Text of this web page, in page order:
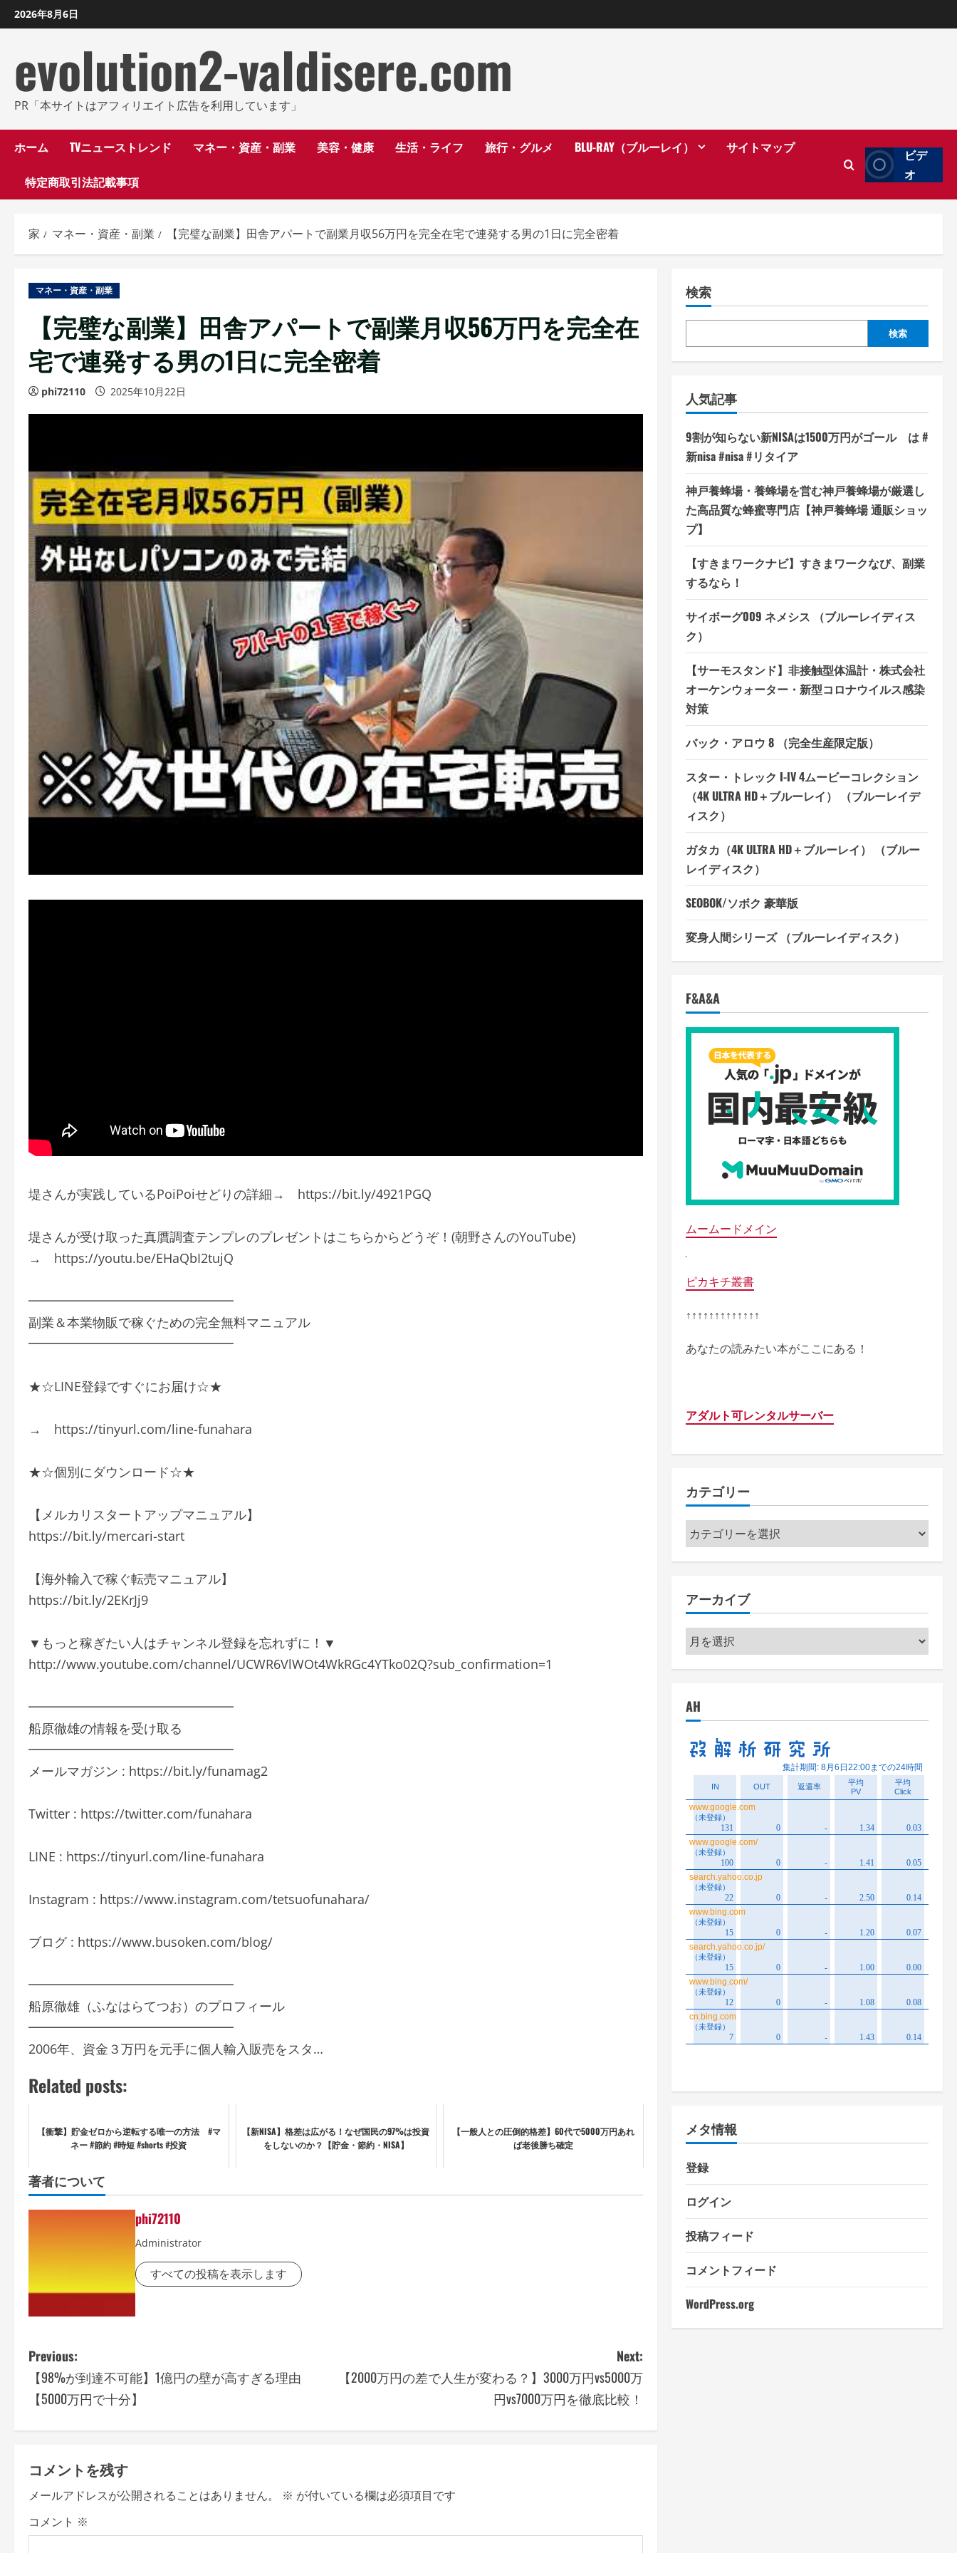
ン
し
2026年8月6日
evolution2-valdisere.com
PR「本サイトはアフィリエイト広告を利用しています」
ホーム TVニューストレンド マネー・資産・副業 美容・健康 生活・ライフ 旅行・グルメ BLU-RAY（ブルーレイ） サイトマップ
特定商取引法記載事項
ビデ
オ
家 マネー・資産・副業 【完璧な副業】田舎アパートで副業月収56万円を完全在宅で連発する男の1日に完全密着
マネー・資産・副業
【完璧な副業】田舎アパートで副業月収56万円を完全在
宅で連発する男の1日に完全密着
phi72110 2025年10月22日
堤さんが実践しているPoiPoiせどりの詳細→ https://bit.ly/4921PGQ
堤さんが受け取った真贋調査テンプレのプレゼントはこちらからどうぞ！(朝野さんのYouTube)
→ https://youtu.be/EHaQbI2tujQ
━━━━━━━━━━━━━━━━
副業＆本業物販で稼ぐための完全無料マニュアル
━━━━━━━━━━━━━━━━
★☆LINE登録ですぐにお届け☆★
→ https://tinyurl.com/line-funahara
★☆個別にダウンロード☆★
【メルカリスタートアップマニュアル】
https://bit.ly/mercari-start
【海外輸入で稼ぐ転売マニュアル】
https://bit.ly/2EKrJj9
▼もっと稼ぎたい人はチャンネル登録を忘れずに！▼
http://www.youtube.com/channel/UCWR6VlWOt4WkRGc4YTko02Q?sub_confirmation=1
━━━━━━━━━━━━━━━━
船原徹雄の情報を受け取る
━━━━━━━━━━━━━━━━
メールマガジン : https://bit.ly/funamag2
Twitter : https://twitter.com/funahara
LINE : https://tinyurl.com/line-funahara
Instagram : https://www.instagram.com/tetsuofunahara/
ブログ : https://www.busoken.com/blog/
━━━━━━━━━━━━━━━━
船原徹雄（ふなはらてつお）のプロフィール
━━━━━━━━━━━━━━━━
2006年、資金３万円を元手に個人輸入販売をスタ…
Related posts:
【衝撃】貯金ゼロから逆転する唯一の方法 #マ
ネー #節約 #時短 #shorts #投資
【新NISA】格差は広がる！なぜ国民の97%は投資
をしないのか？【貯金・節約・NISA】
【一般人との圧倒的格差】60代で5000万円あれ
ば老後勝ち確定
著者について
phi72110
Administrator
すべての投稿を表示します
P
o
n
a
v
Previous:
【98%が到達不可能】1億円の壁が高すぎる理由
【5000万円で十分】
Next:
【2000万円の差で人生が変わる？】3000万円vs5000万
円vs7000万円を徹底比較！
コメントを残す
メールアドレスが公開されることはありません。 ※ が付いている欄は必須項目です
コメント ※
検索
検索
人気記事
9割が知らない新NISAは1500万円がゴール は #
新nisa #nisa #リタイア
神戸養蜂場・養蜂場を営む神戸養蜂場が厳選し
た高品質な蜂蜜専門店【神戸養蜂場 通販ショッ
プ】
【すきまワークナビ】すきまワークなび、副業
するなら！
サイボーグ009 ネメシス （ブルーレイディス
ク）
【サーモスタンド】非接触型体温計・株式会社
オーケンウォーター・新型コロナウイルス感染
対策
バック・アロウ 8 （完全生産限定版）
スター・トレック I-IV 4ムービーコレクション
（4K ULTRA HD＋ブルーレイ） （ブルーレイデ
ィスク）
ガタカ（4K ULTRA HD＋ブルーレイ） （ブルー
レイディスク）
SEOBOK/ソボク 豪華版
変身人間シリーズ （ブルーレイディスク）
F&A&A
ムームードメイン
ピカキチ叢書
↑↑↑↑↑↑↑↑↑↑↑↑↑
あなたの読みたい本がここにある！
アダルト可レンタルサーバー
カテゴリー
カ
テ
ー
アーカイブ
ア
ー
ブ
AH
メタ情報
登録
ログイン
投稿フィード
コメントフィード
WordPress.org